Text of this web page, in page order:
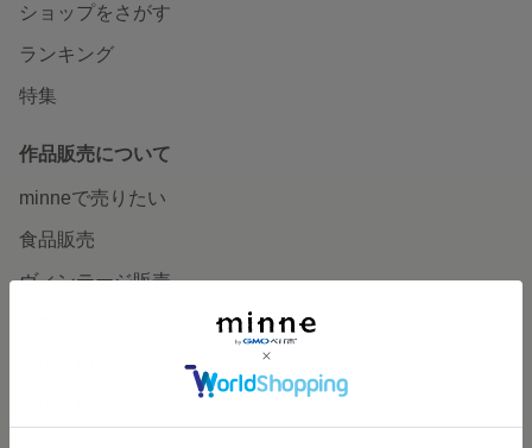
ショップをさがす
ランキング
特集
作品販売について
minneで売りたい
食品販売
ヴィンテージ販売